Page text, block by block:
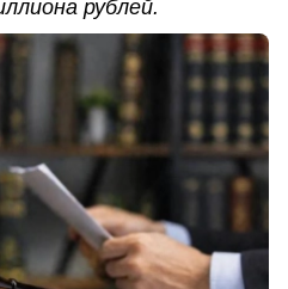
рублей.